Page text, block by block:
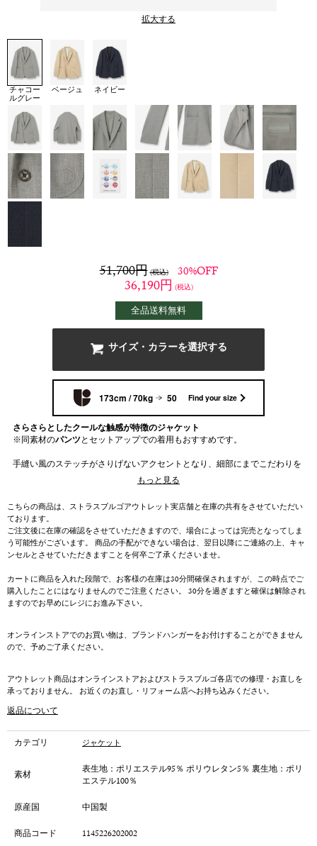
拡大する
チャコー
ルグレー
ベージュ ネイビー
51,700円(税込) 30%OFF
36,190円 (税込)
全品送料無料
サイズ・カラーを選択する
173cm / 70kg 50 Find your size
さらさらとしたクールな触感が特徴のジャケット
※同素材のパンツとセットアップでの着用もおすすめです。
手縫い風のステッチがさりげないアクセントとなり、細部にまでこだわりを
感じさせる3つボタンの段返りジャケットです。ほどよくゆとりを持たせた
イリングに馴染みます。
さらさらとしたクールな触感が特徴の高機能素材を使用し、汗ばむ季節にも
快適にお召しいただけます。木調の自然な表情を持つ合繊素材ならではの軽
やかさと扱いやすさも魅力の一つです。
もっと見る
こちらの商品は、ストラスブルゴアウトレット実店舗と在庫の共有をさせていただい
ております。
ご注文後に在庫の確認をさせていただきますので、場合によっては完売となってしま
う可能性がございます。 商品の手配ができない場合は、翌日以降にご連絡の上、キャ
ンセルとさせていただきますことを何卒ご了承くださいませ。
カートに商品を入れた段階で、お客様の在庫は30分間確保されますが、この時点でご
購入したことにはなりませんのでご注意ください。 30分を過ぎますと確保は解除され
ますのでお早めにレジにお進み下さい。
オンラインストアでのお買い物は、ブランドハンガーをお付けすることができません
ので、予めご了承ください。
アウトレット商品はオンラインストアおよびストラスブルゴ各店での修理・お直しを
承っておりません。 お近くのお直し・リフォーム店へお持ち込みください。
返品について
カテゴリ ジャケット
素材
表生地：ポリエステル95％ ポリウレタン5％ 裏生地：ポリ
エステル100％
原産国
中国製
商品コード
1145226202002